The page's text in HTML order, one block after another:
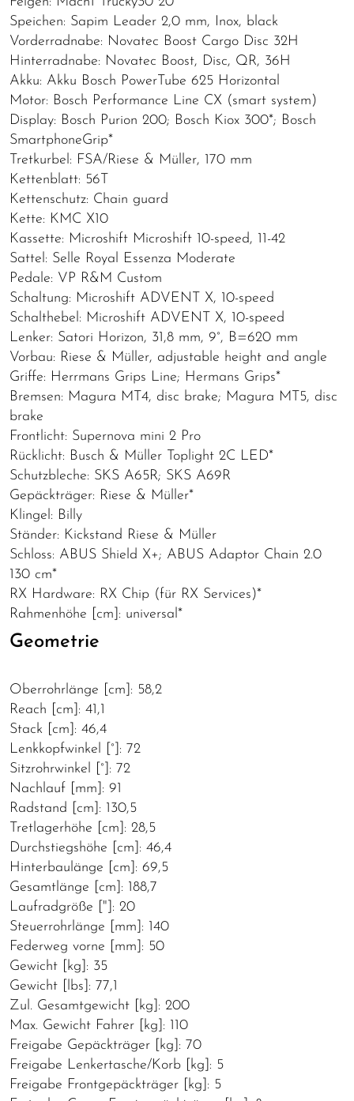
Speichen: Sapim Leader 2,0 mm, Inox, black
Vorderradnabe: Novatec Boost Cargo Disc 32H
Hinterradnabe: Novatec Boost, Disc, QR, 36H
Akku: Akku Bosch PowerTube 625 Horizontal
Motor: Bosch Performance Line CX (smart system)
Display: Bosch Purion 200; Bosch Kiox 300*; Bosch
SmartphoneGrip*
Tretkurbel: FSA/Riese & Müller, 170 mm
Kettenblatt: 56T
Kettenschutz: Chain guard
Kette: KMC X10
Kassette: Microshift Microshift 10-speed, 11-42
Sattel: Selle Royal Essenza Moderate
Pedale: VP R&M Custom
Schaltung: Microshift ADVENT X, 10-speed
Schalthebel: Microshift ADVENT X, 10-speed
Lenker: Satori Horizon, 31,8 mm, 9°, B=620 mm
Vorbau: Riese & Müller, adjustable height and angle
Griffe: Herrmans Grips Line; Hermans Grips*
Bremsen: Magura MT4, disc brake; Magura MT5, disc
brake
Frontlicht: Supernova mini 2 Pro
Rücklicht: Busch & Müller Toplight 2C LED*
Schutzbleche: SKS A65R; SKS A69R
Gepäckträger: Riese & Müller*
Klingel: Billy
Ständer: Kickstand Riese & Müller
Schloss: ABUS Shield X+; ABUS Adaptor Chain 2.0
130 cm*
RX Hardware: RX Chip (für RX Services)*
Rahmenhöhe [cm]: universal*
Geometrie
Oberrohrlänge [cm]: 58,2
Reach [cm]: 41,1
Stack [cm]: 46,4
Lenkkopfwinkel [°]: 72
Sitzrohrwinkel [°]: 72
Nachlauf [mm]: 91
Radstand [cm]: 130,5
Tretlagerhöhe [cm]: 28,5
Durchstiegshöhe [cm]: 46,4
Hinterbaulänge [cm]: 69,5
Gesamtlänge [cm]: 188,7
Laufradgröße ["]: 20
Steuerrohrlänge [mm]: 140
Federweg vorne [mm]: 50
Gewicht [kg]: 35
Gewicht [lbs]: 77,1
Zul. Gesamtgewicht [kg]: 200
Max. Gewicht Fahrer [kg]: 110
Freigabe Gepäckträger [kg]: 70
Freigabe Lenkertasche/Korb [kg]: 5
Freigabe Frontgepäckträger [kg]: 5